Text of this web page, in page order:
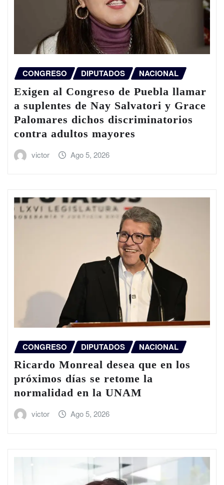
CONGRESO DIPUTADOS NACIONAL
Exigen al Congreso de Puebla llamar
a suplentes de Nay Salvatori y Grace
Palomares dichos discriminatorios
contra adultos mayores
victor Ago 5, 2026
CONGRESO DIPUTADOS NACIONAL
Ricardo Monreal desea que en los
próximos días se retome la
normalidad en la UNAM
victor Ago 5, 2026